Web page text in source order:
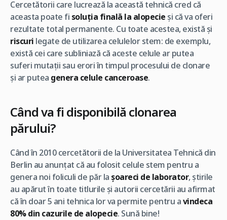
Cercetătorii care lucrează la această tehnică cred că
aceasta poate fi soluția finală la alopecie și că va oferi
rezultate total permanente. Cu toate acestea, există și
riscuri legate de utilizarea celulelor stem: de exemplu,
există cei care subliniază că aceste celule ar putea
suferi mutații sau erori în timpul procesului de clonare
și ar putea genera celule canceroase.
Când va fi disponibilă clonarea
părului?
Când în 2010 cercetătorii de la Universitatea Tehnică din
Berlin au anunțat că au folosit celule stem pentru a
genera noi foliculi de păr la șoareci de laborator, știrile
au apărut în toate titlurile și autorii cercetării au afirmat
că în doar 5 ani tehnica lor va permite pentru avindeca
80% din cazurile de alopecie. Sună bine!